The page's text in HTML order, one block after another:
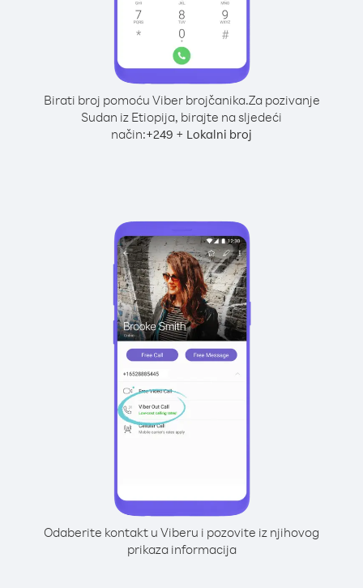
Birati broj pomoću Viber brojčanika.Za pozivanje
Sudan iz Etiopija, birajte na sljedeći
način:+249 + Lokalni broj
Odaberite kontakt u Viberu i pozovite iz njihovog
prikaza informacija